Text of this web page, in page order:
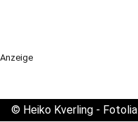
Anzeige
© Heiko Kverling - Fotolia